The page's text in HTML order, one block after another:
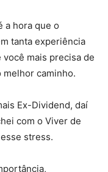
a hora que o
tanta experiência
mais precisa de
melhor caminho.
Ex-Dividend, daí
com o Viver de
stress.